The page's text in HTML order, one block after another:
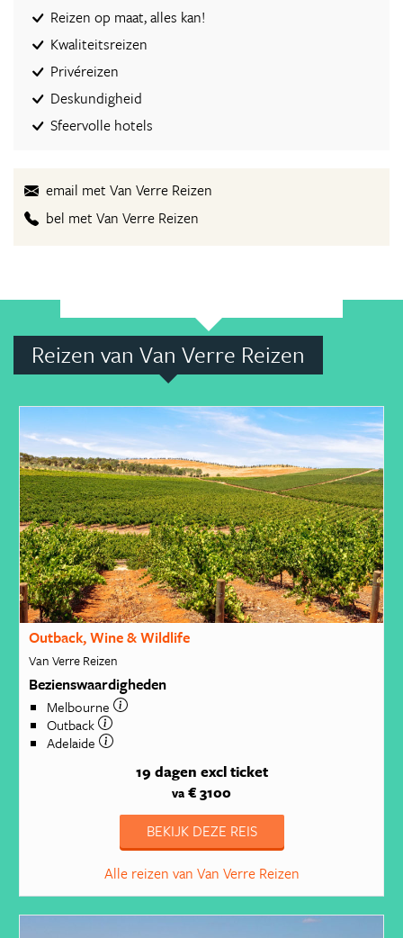
Reizen op maat, alles kan!
Kwaliteitsreizen
Privéreizen
Deskundigheid
Sfeervolle hotels
email met Van Verre Reizen
bel met Van Verre Reizen
Reizen van Van Verre Reizen
Outback, Wine & Wildlife
Van Verre Reizen
Bezienswaardigheden
Melbourne
Outback
Adelaide
19 dagen excl ticket
va € 3100
BEKIJK DEZE REIS
Alle reizen van Van Verre Reizen